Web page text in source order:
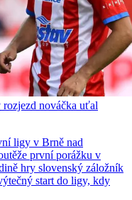
nováčka uťal
ligy v Brně nad
první porážku v
hry slovenský záložník
start do ligy, kdy